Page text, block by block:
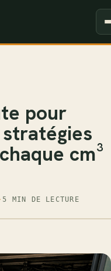
pour
cm³
5 MIN DE LECTURE